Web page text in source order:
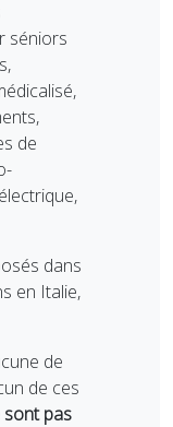
séniors
de
dans
en Italie,
de
de ces
sont pas